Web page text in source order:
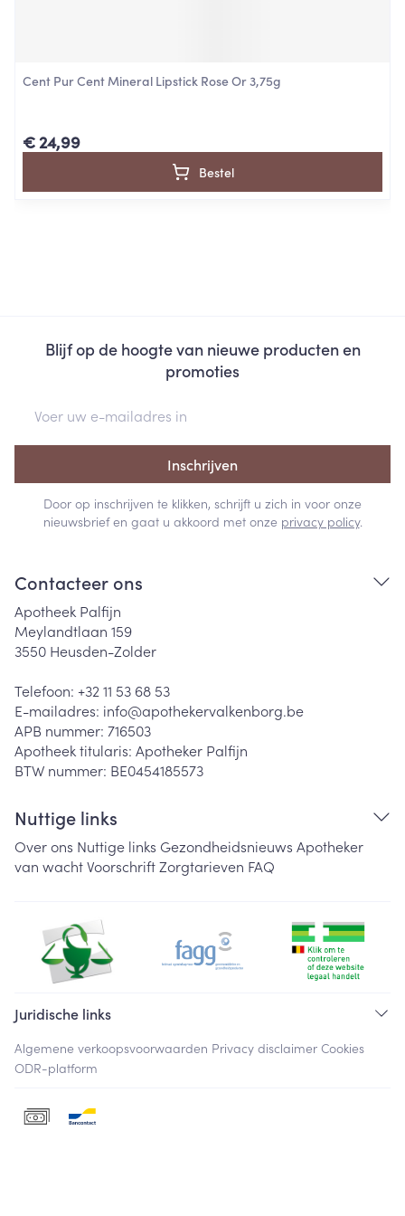
Cent Pur Cent Mineral Lipstick Rose Or 3,75g
€ 24,99
Bestel
Blijf op de hoogte van nieuwe producten en
promoties
Inschrijven
Door op inschrijven te klikken, schrijft u zich in voor onze
nieuwsbrief en gaat u akkoord met onze privacy policy.
Contacteer ons
Apotheek Palfijn
Meylandtlaan 159
3550 Heusden-Zolder
Telefoon: +32 11 53 68 53
E-mailadres: info@apothekervalkenborg.be
APB nummer: 716503
Apotheek titularis: Apotheker Palfijn
BTW nummer: BE0454185573
Nuttige links
Over ons Nuttige links Gezondheidsnieuws Apotheker
van wachtVoorschriftZorgtarieven FAQ
Juridische links
Algemene verkoopsvoorwaarden Privacy disclaimer Cookies
ODR-platform